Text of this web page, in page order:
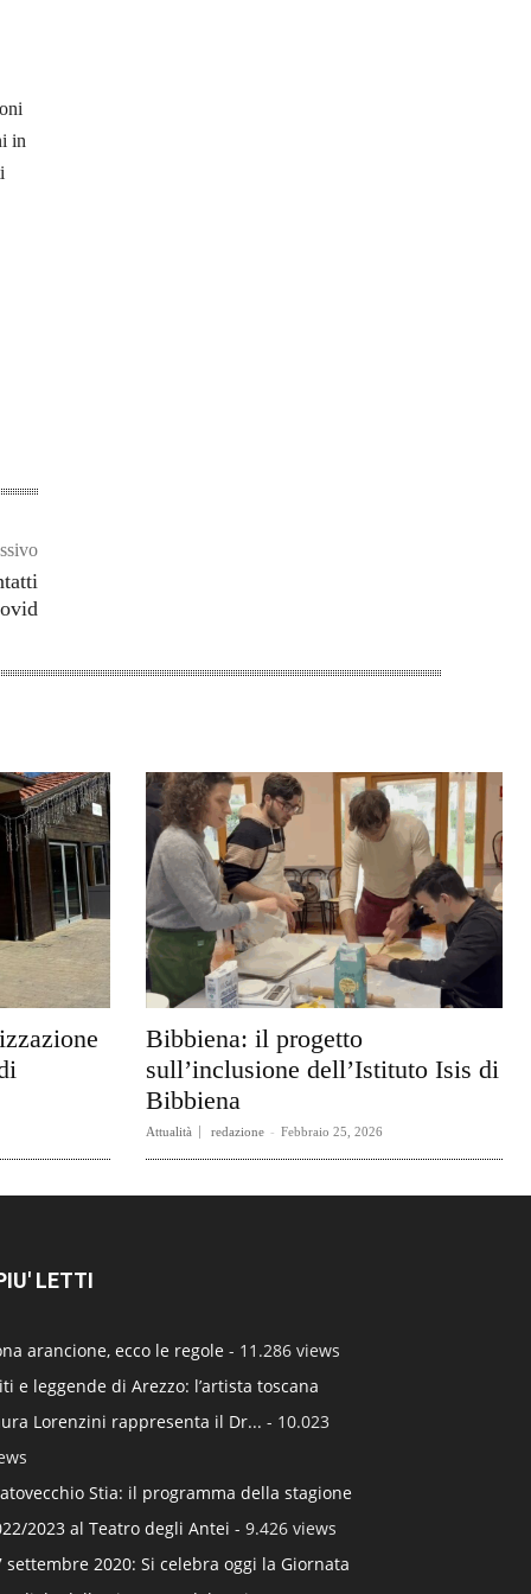
in
Bibbiena: il progetto
sull’inclusione dell’Istituto Isis di
Bibbiena
Attualità redazione - Febbraio 25, 2026
LETTI
arancione, ecco le regole - 11.286 views
e leggende di Arezzo: l’artista toscana
Lorenzini rappresenta il Dr... - 10.023
Stia: il programma della stagione
2023 al Teatro degli Antei - 9.426 views
settembre 2020: Si celebra oggi la Giornata